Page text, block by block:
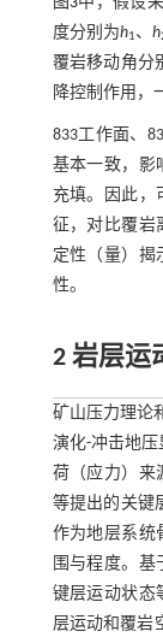
度分别为h1、 h
覆岩移动角分
降控制作用，
833工作面、
基本一致，影
充填。因此，
征，对比覆岩
定性（量）揭
性。
2 岩层运
矿山压力理论
演化-冲击地
荷（应力）来
等提出的关键
作为地层系统
围与程度。
键层运动状态
层运动和覆岩